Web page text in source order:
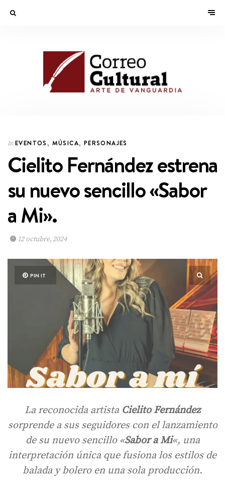
In EVENTOS, MÚSICA, PERSONAJES
Cielito Fernández estrena
su nuevo sencillo «Sabor
a Mi».
12 octubre, 2024
PIN IT
La reconocida artista Cielito Fernández
sorprende a sus seguidores con el lanzamiento
de su nuevo sencillo «Sabor a Mi«, una
interpretación única que fusiona los estilos de
balada y bolero en una sola producción.